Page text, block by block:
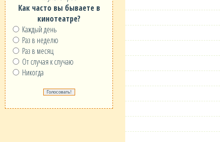
Как часто вы бываете в
кинотеатре?
Каждый день
Раз в неделю
Раз в месяц
От случая к случаю
Никогда